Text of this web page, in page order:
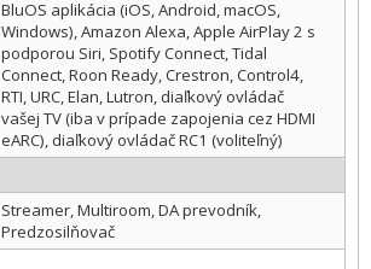
BluOS aplikácia (iOS, Android, macOS,
Windows), Amazon Alexa, Apple AirPlay 2 s
podporou Siri, Spotify Connect, Tidal
Connect, Roon Ready, Crestron, Control4,
RTI, URC, Elan, Lutron, diaľkový ovládač
vašej TV (iba v prípade zapojenia cez HDMI
eARC), diaľkový ovládač RC1 (voliteľný)
Streamer, Multiroom, DA prevodník,
Predzosilňovač